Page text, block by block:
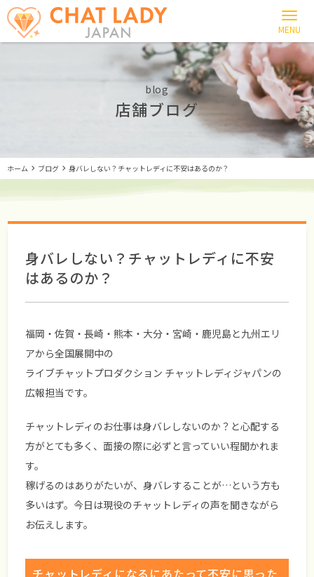
blog
店舗ブログ
ホーム ブログ 身バレしない？チャットレディに不安はあるのか？
身バレしない？チャットレディに不安
はあるのか？
福岡・佐賀・長崎・熊本・大分・宮崎・鹿児島と九州エリ
アから全国展開中の
ライブチャットプロダクション チャットレディジャパンの
広報担当です。
チャットレディのお仕事は身バレしないのか？と心配する
方がとても多く、面接の際に必ずと言っていい程聞かれま
す。
稼げるのはありがたいが、身バレすることが…という方も
多いはず。今日は現役のチャットレディの声を聞きながら
お伝えします。
チャットレディになるにあたって不安に思った